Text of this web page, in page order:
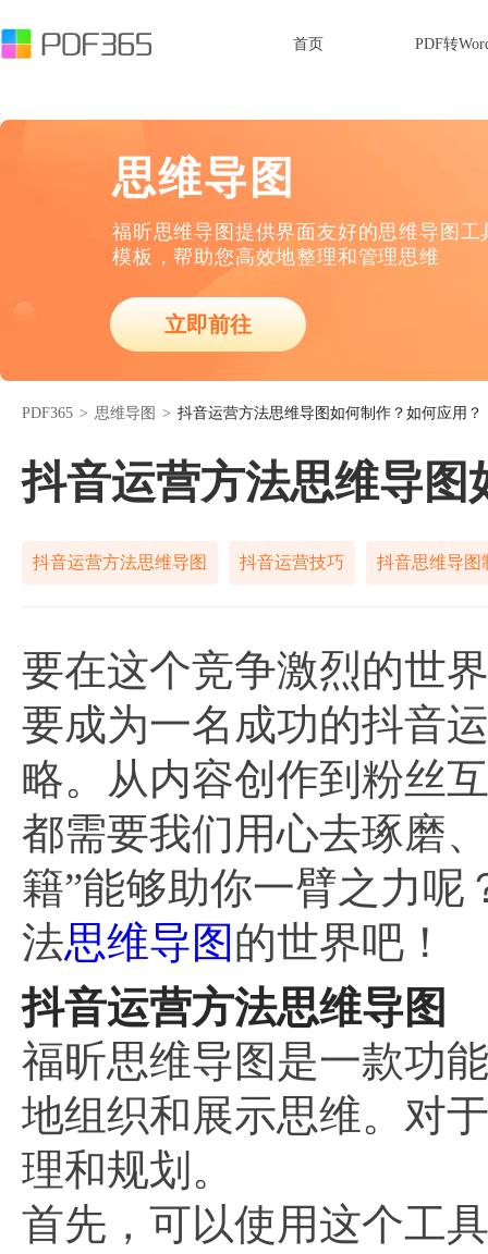
首页 PDF转
思维导图
福昕思维导图提供界面友好的思维导图
模板，帮助您高效地整理和管理思维
立即前往
PDF365 > 思维导图 > 抖音运营方法思维导图如何制作？如何应用？
抖音运营方法思维导
抖音运营方法思维导图 抖音运营技巧 抖音思维导图
要在这个竞争激烈的世
要成为一名成功的抖音
略。从内容创作到粉丝
都需要我们用心去琢磨
籍”能够助你一臂之力
法思维导图的世界吧！
抖音运营方法思维导图
福昕思维导图是一款功
地组织和展示思维。对
理和规划。
首先，可以使用这个工